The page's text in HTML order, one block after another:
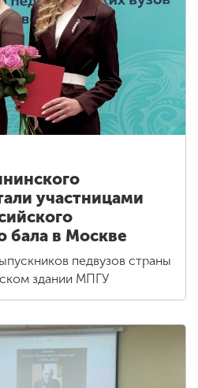
участницами
бала в Москве
педвузов страны
здании МПГУ